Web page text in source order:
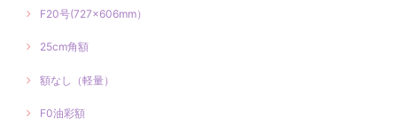
F20号(727×606mm）
25cm角額
額なし（軽量）
F0油彩額